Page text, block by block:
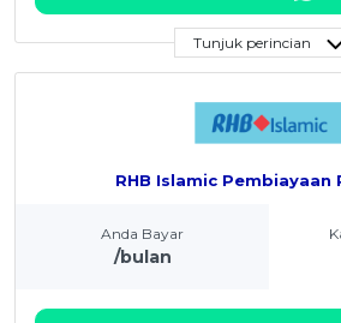
Tunjuk perincian
RHB Islamic Pembiayaan
Anda Bayar
/bulan